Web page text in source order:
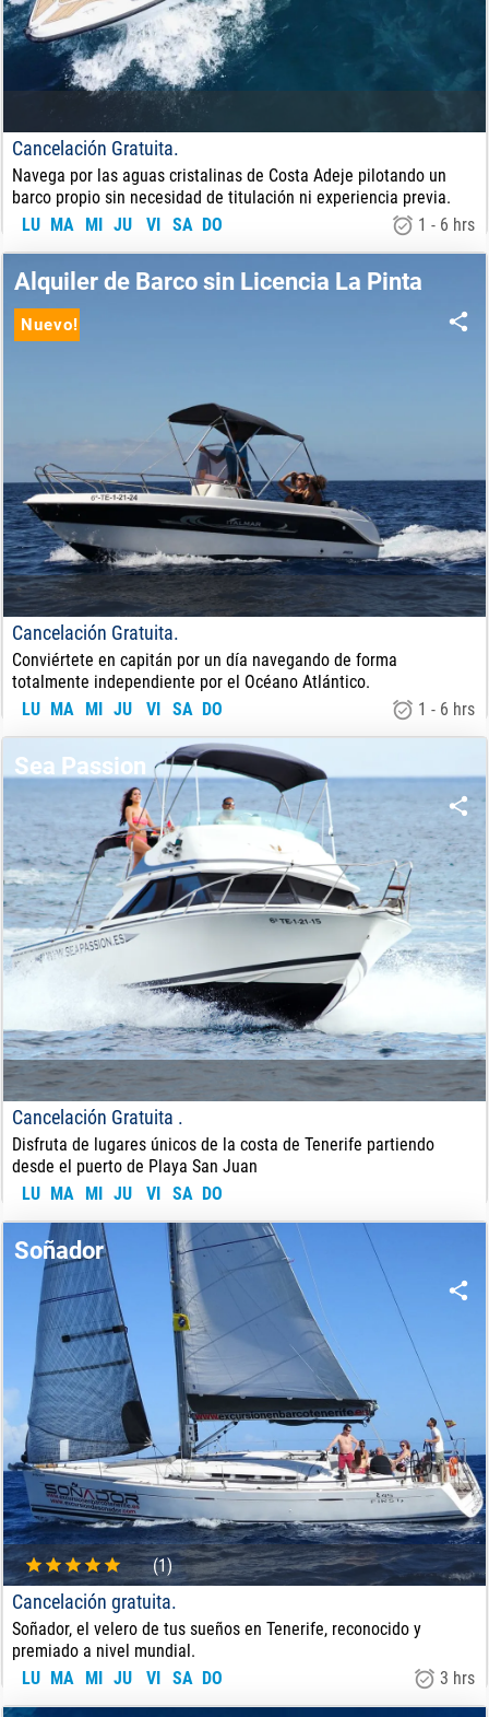
Cancelación Gratuita.
Navega por las aguas cristalinas de Costa Adeje pilotando un
barco propio sin necesidad de titulación ni experiencia previa.
LU MA MI JU VI SA DO 1 - 6 hrs
DE: 90€
Nuevo!
Alquiler de Barco sin Licencia La Pinta
Cancelación Gratuita.
Conviértete en capitán por un día navegando de forma
totalmente independiente por el Océano Atlántico.
LU MA MI JU VI SA DO 1 - 6 hrs
DE:90€
Sea Passion
Cancelación Gratuita .
Disfruta de lugares únicos de la costa de Tenerife partiendo
desde el puerto de Playa San Juan
LU MA MI JU VI SA DO
DE:65€
(1)
Soñador
Cancelación gratuita.
Soñador, el velero de tus sueños en Tenerife, reconocido y
premiado a nivel mundial.
LU MA MI JU VI SA DO 3 hrs